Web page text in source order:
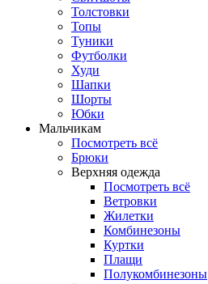
Толстовки
Топы
Туники
Футболки
Худи
Шапки
Шорты
Юбки
Мальчикам
Посмотреть всё
Брюки
Верхняя одежда
Посмотреть всё
Ветровки
Жилетки
Комбинезоны
Куртки
Плащи
Полукомбинезоны